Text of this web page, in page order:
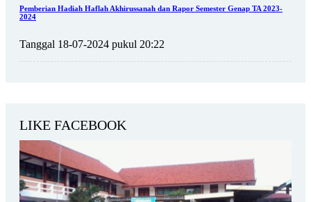
Pemberian Hadiah Haflah Akhirussanah dan Rapor Semester Genap TA 2023-
2024
Tanggal 18-07-2024 pukul 20:22
LIKE FACEBOOK